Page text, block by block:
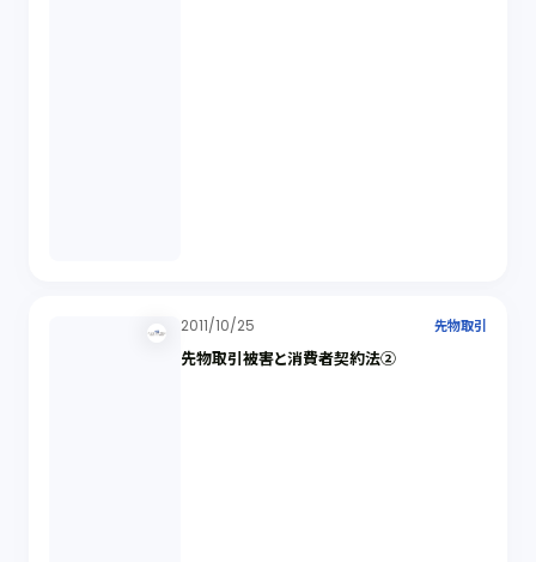
2011/10/25 先物取引
先物取引被害と消費者契約法②